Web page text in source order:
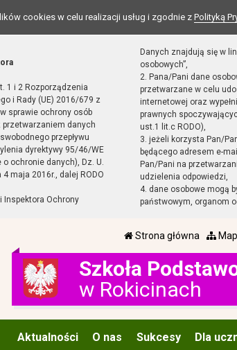
cookies w celu realizacji usług i zgodnie z Polityką
1 i 2 Rozporządzenia
i Rady (UE) 2016/679 z
sprawie ochrony osób
danych
przepływu
dyrektywy 95/46/WE
ochronie danych), Dz. U.
maja 2016r., dalej RODO
Inspektora Ochrony
Danych znajdują się w
osobowych”,
2. Pana/Pani dane
przetwarzane w celu
internetowej oraz
prawnych
ust.1 lit.c RODO),
3. jeżeli korzysta Pan/
będącego adresem e-
Pan/Pani na
udzielenia odpowiedzi,
4. dane osobowe mogą
państwowym, organom
Strona główna
Szkoła
w Rokicinach
Aktualności O nas Sukcesy Dla